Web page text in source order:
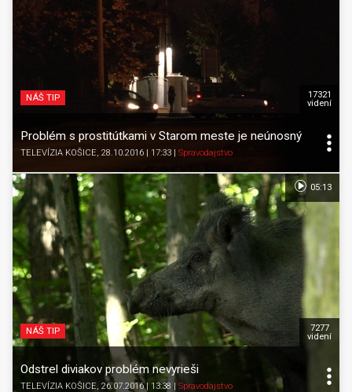
NÁŠ TIP
Problém s prostitútkami v Starom meste je neúnosný
TELEVÍZIA KOŠICE , 28.10.2016 | 17:33 | Spravodajstvo
17321
videní
NÁŠ TIP
Odstrel diviakov problém nevyrieši
TELEVÍZIA KOŠICE , 26.07.2016 | 13:38 | Spravodajstvo
7277
videní
05:13